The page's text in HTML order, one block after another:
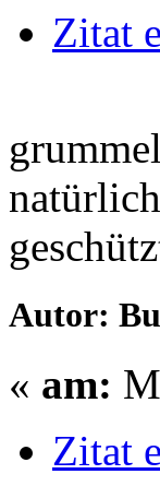
Zitat
Autor:
« am:
Zitat